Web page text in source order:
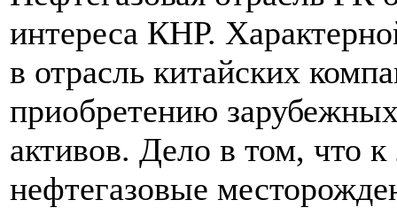
интереса КНР.
в отрасль китайских
приобретению
активов. Дело в том, что
нефтегазовые